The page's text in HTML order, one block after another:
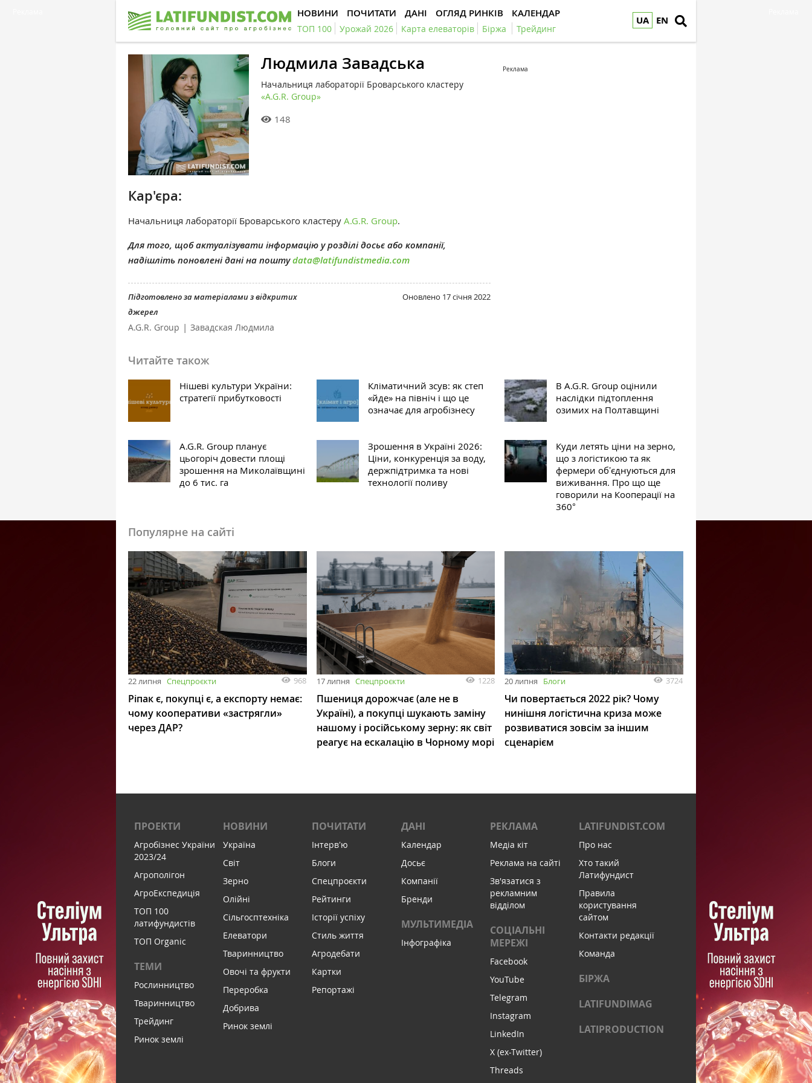
UA EN
НОВИНИ ПОЧИТАТИ ДАНІ ОГЛЯД РИНКІВ КАЛЕНДАР
ТОП 100 Урожай 2026 Карта елеваторів Біржа Трейдинг
Людмила Завадська
Начальниця лабораторії Броварського кластеру
«A.G.R. Group»
148
Кар'єра:
Начальниця лабораторії Броварського кластеру A.G.R. Group.
Для того, щоб актуалізувати інформацію у розділі досьє або компанії,
надішліть поновлені дані на поштуdata@latifundistmedia.com
Підготовлено за матеріалами з відкритих
джерел
Оновлено 17 січня 2022
A.G.R. Group | Завадская Людмила
Реклама
Читайте також
Нішеві культури України:
стратегії прибутковості
Кліматичний зсув: як степ
«йде» на північ і що це
означає для агробізнесу
В A.G.R. Group оцінили
наслідки підтоплення
озимих на Полтавщині
A.G.R. Group планує
цьогоріч довести площі
зрошення на Миколаївщині
до 6 тис. га
Зрошення в Україні 2026:
Ціни, конкуренція за воду,
держпідтримка та нові
технології поливу
Куди летять ціни на зерно,
що з логістикою та як
фермери обʼєднуються для
виживання. Про що ще
говорили на Кооперації на
360°
Популярне на сайті
22 липня Спецпроєкти 968
Ріпак є, покупці є, а експорту немає:
чому кооперативи «застрягли»
через ДАР?
17 липня Спецпроєкти 1228
Пшениця дорожчає (але не в
Україні), а покупці шукають заміну
нашому і російському зерну: як світ
реагує на ескалацію в Чорному морі
20 липня Блоги 3724
Чи повертається 2022 рік? Чому
нинішня логістична криза може
розвиватися зовсім за іншим
сценарієм
ПРОЕКТИ
Агробізнес України
2023/24
Агрополігон
АгроЕкспедиція
ТОП 100
латифундистів
ТОП Organic
ТЕМИ
Рослинництво
Тваринництво
Трейдинг
Ринок землі
НОВИНИ
Україна
Світ
Зерно
Олійні
Сільгосптехніка
Елеватори
Тваринництво
Овочі та фрукти
Переробка
Добрива
Ринок землі
ПОЧИТАТИ
Інтервʼю
Блоги
Спецпроєкти
Рейтинги
Історії успіху
Стиль життя
Агродебати
Картки
Репортажі
ДАНІ
Календар
Досьє
Компанії
Бренди
МУЛЬТИМЕДІА
Інфографіка
РЕКЛАМА
Медіа кіт
Реклама на сайті
Зв'язатися з
рекламним
відділом
СОЦІАЛЬНІ
МЕРЕЖІ
Facebook
YouTube
Telegram
Instagram
LinkedIn
X (ex-Twitter)
Threads
LATIFUNDIST.COM
Про нас
Хто такий
Латифундист
Правила
користування
сайтом
Контакти редакції
Команда
БІРЖА
LATIFUNDIMAG
LATIPRODUCTION